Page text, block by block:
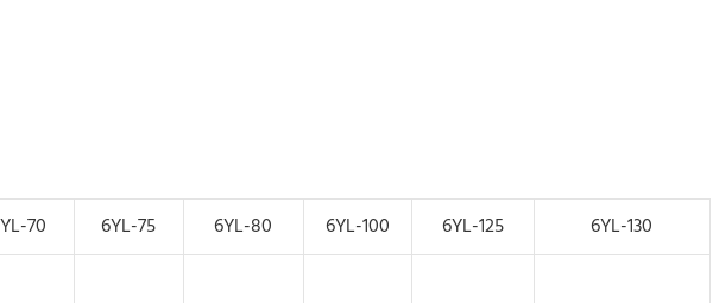
70 6YL-75 6YL-80 6YL-100 6YL-125
6YL-130